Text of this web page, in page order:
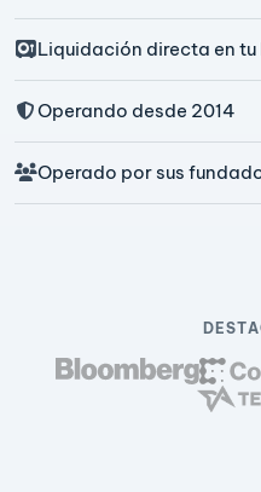
Liquidación directa en
Operando desde 2014
Operado por sus